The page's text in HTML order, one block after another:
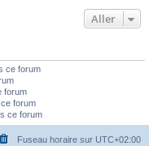
Aller
ce forum
forum
forum
ce forum
Fuseau horaire sur UTC+02:00